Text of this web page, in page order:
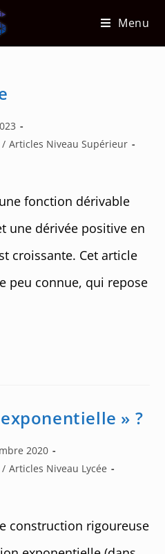
Menu
/ Articles Niveau Supérieur
fonction dérivable
une dérivée positive en
croissante. Cet article
peu connue, qui repose
» ?
2020
/ Articles Niveau Lycée
construction rigoureuse